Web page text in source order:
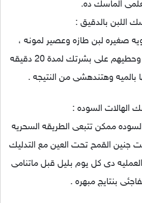
الماسك ده.
اللبن بالدقيق :
صغيره لبن طازه وعصير لمونه ،
واخلطيهم على بعض وحطيهم على بشرتك لمدة 20 دقيقه
بالميه وهتندهشى من النتيجه .
الهالات السوده :
ممكن تتبعى الطريقه السحريه
جنين القمح تحت العين مع التدليك
دى كل يوم بليل قبل ماتنامى
بنتايج مبهره .